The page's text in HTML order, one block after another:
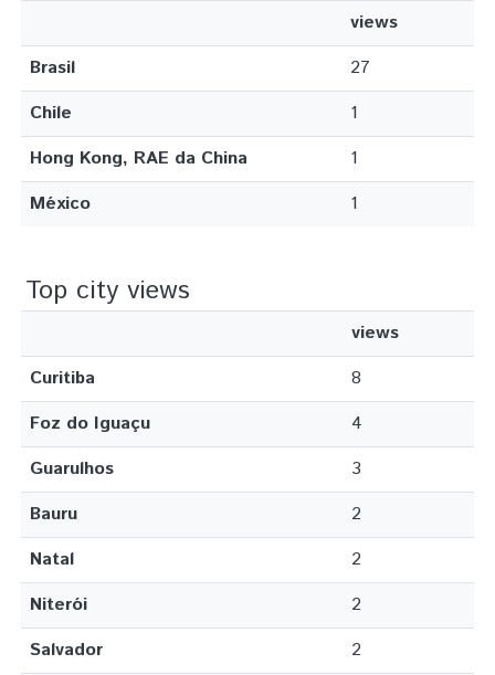
views
Brasil
27
Chile
1
Hong Kong, RAE da China
1
México
1
Top city views
views
Curitiba
8
Foz do Iguaçu
4
Guarulhos
3
Bauru
2
Natal
2
Niterói
2
Salvador
2